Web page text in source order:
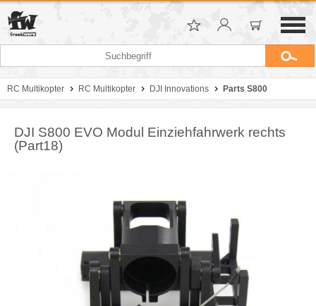
RC Multikopter RC Multikopter DJI Innovations Parts S800
DJI S800 EVO Modul Einziehfahrwerk rechts
(Part18)